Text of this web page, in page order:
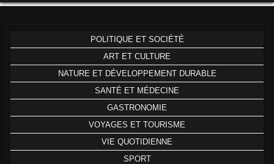
POLITIQUE ET SOCIÉTÉ
ART ET CULTURE
NATURE ET DÉVELOPPEMENT DURABLE
SANTÉ ET MÉDECINE
GASTRONOMIE
VOYAGES ET TOURISME
VIE QUOTIDIENNE
SPORT